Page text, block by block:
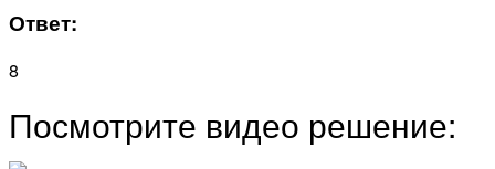
Ответ:
8
Посмотрите видео решение: